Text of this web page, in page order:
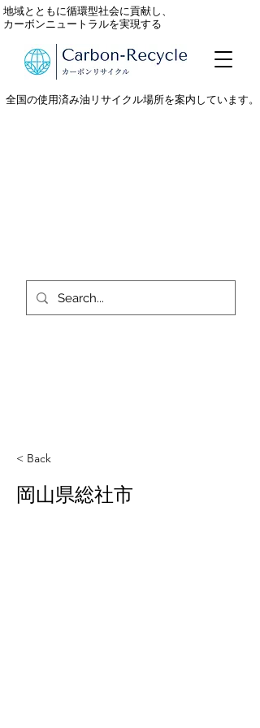
全国の使用済み油リサイクル場所を案内しています。
地域とともに循環型社会に貢献し、
カーボンニュートラルを実現する
< Back
岡山県総社市